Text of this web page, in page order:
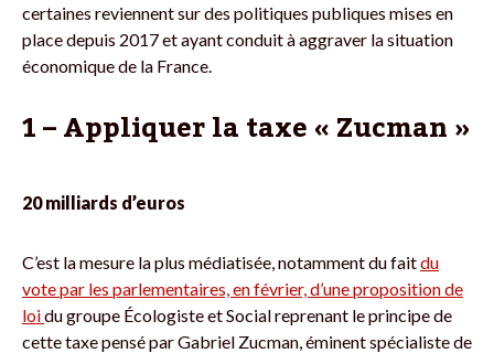
certaines reviennent sur des politiques publiques mises en
place depuis 2017 et ayant conduit à aggraver la situation
économique de la France.
1 – Appliquer la taxe « Zucman »
20 milliards d’euros
C’est la mesure la plus médiatisée, notamment du faitdu
vote par les parlementaires, en février, d’une proposition de
loidu groupe Écologiste et Social reprenant le principe de
cette taxe pensé par Gabriel Zucman, éminent spécialiste de